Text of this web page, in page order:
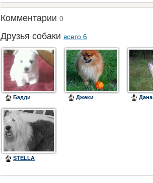
Комментарии0
Друзья собаки всего 6
Бадди Джеки Дана
STELLA